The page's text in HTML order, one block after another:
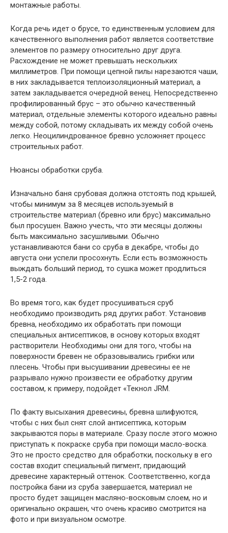
монтажные работы.
Когда речь идет о брусе, то единственным условием для
качественного выполнения работ является соответствие
элементов по размеру относительно друг друга.
Расхождение не может превышать нескольких
миллиметров. При помощи цепной пилы нарезаются чаши,
в них закладывается теплоизоляционный материал, а
затем закладывается очередной венец. Непосредственно
профилированный брус – это обычно качественный
материал, отдельные элементы которого идеально равны
между собой, потому складывать их между собой очень
легко. Неоцилиндрованное бревно усложняет процесс
строительных работ.
Нюансы обработки сруба.
Изначально баня срубовая должна отстоять под крышей,
чтобы минимум за 8 месяцев используемый в
строительстве материал (бревно или брус) максимально
был просушен. Важно учесть, что эти месяцы должны
быть максимально засушливыми. Обычно
устанавливаются бани со сруба в декабре, чтобы до
августа они успели просохнуть. Если есть возможность
выждать больший период, то сушка может продлиться
1,5-2 года.
Во время того, как будет просушиваться сруб
необходимо производить ряд других работ. Установив
бревна, необходимо их обработать при помощи
специальных антисептиков, в основу которых входят
растворители. Необходимы они для того, чтобы на
поверхности бревен не образовывались грибки или
плесень. Чтобы при высушивании древесины ее не
разрывало нужно произвести ее обработку другим
составом, к примеру, подойдет «Текнол JRM.
По факту высыхания древесины, бревна шлифуются,
чтобы с них был снят слой антисептика, которым
закрываются поры в материале. Сразу после этого можно
приступать к покраске сруба при помощи масло-воска.
Это не просто средство для обработки, поскольку в его
состав входит специальный пигмент, придающий
древесине характерный оттенок. Соответственно, когда
постройка бани из сруба завершается, материал не
просто будет защищен масляно-восковым слоем, но и
оригинально окрашен, что очень красиво смотрится на
фото и при визуальном осмотре.